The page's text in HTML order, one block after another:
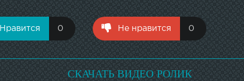
Нравится 0 Не нравится 0
СКАЧАТЬ ВИДЕО РОЛИК